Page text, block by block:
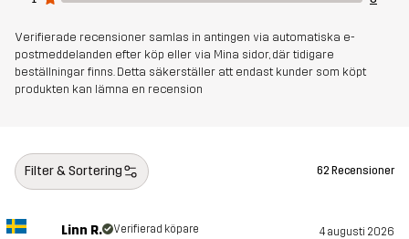
Verifierade recensioner samlas in antingen via automatiska e-
postmeddelanden efter köp eller via Mina sidor, där tidigare
beställningar finns. Detta säkerställer att endast kunder som köpt
produkten kan lämna en recension
Filter & Sortering 62 Recensioner
Linn R. Verifierad köpare 4 augusti 2026